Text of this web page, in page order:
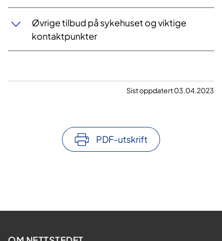
Øvrige tilbud på sykehuset og viktige
kontaktpunkter
Sist oppdatert 03.04.2023
PDF-utskrift